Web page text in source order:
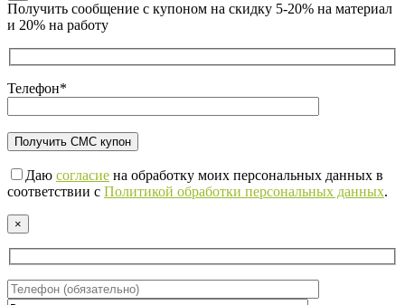
Получить сообщение с купоном на скидку 5-20% на материал
и 20% на работу
Телефон*
Даю согласие на обработку моих персональных данных в
соответствии с Политикой обработки персональных данных.
×